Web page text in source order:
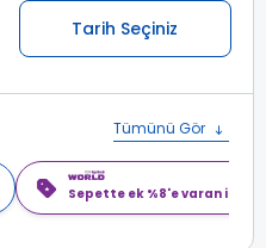
Tarih Seçiniz
Tümünü Gör
Sepette ek %8'e varan